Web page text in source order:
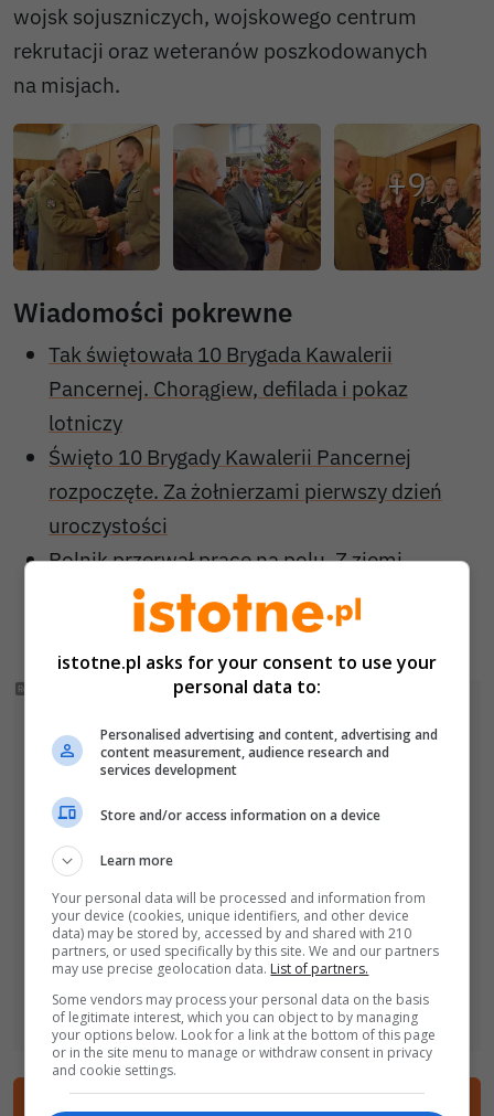
wojsk sojuszniczych, wojskowego centrum
rekrutacji oraz weteranów poszkodowanych
na misjach.
Wiadomości pokrewne
Tak świętowała 10 Brygada Kawalerii
Pancernej. Chorągiew, defilada i pokaz
lotniczy
Święto 10 Brygady Kawalerii Pancernej
rozpoczęte. Za żołnierzami pierwszy dzień
uroczystości
Rolnik przerwał prace na polu. Z ziemi
wystawał granat moździerzowy z czasów II
wojny światowej
istotne.pl asks for your consent to use your
personal data to:
Personalised advertising and content, advertising and
content measurement, audience research and
services development
Store and/or access information on a device
Learn more
Your personal data will be processed and information from
your device (cookies, unique identifiers, and other device
data) may be stored by, accessed by and shared with 210
partners, or used specifically by this site. We and our partners
may use precise geolocation data. List of partners.
Some vendors may process your personal data on the basis
of legitimate interest, which you can object to by managing
your options below. Look for a link at the bottom of this page
or in the site menu to manage or withdraw consent in privacy
and cookie settings.